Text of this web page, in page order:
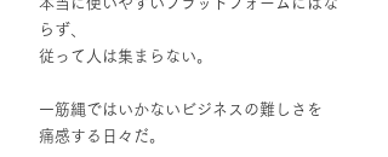
本当に使いやすいプラットフォームにはな
らず、
従って人は集まらない。
一筋縄ではいかないビジネスの難しさを
痛感する日々だ。